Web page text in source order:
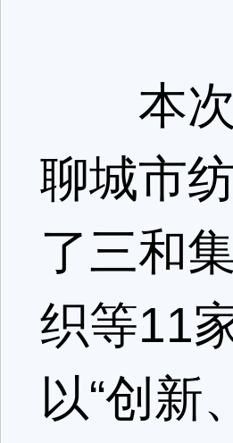
本次
聊城市
了三和
织等11
以“创新